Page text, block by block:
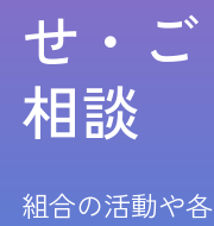
せ・ご
相談
組合の活動や各